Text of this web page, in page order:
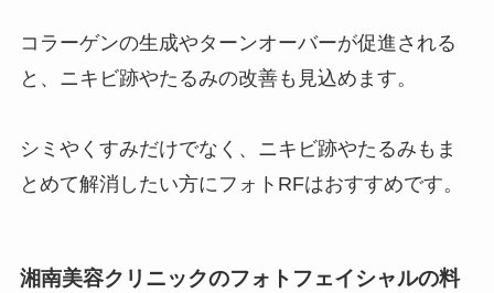
コラーゲンの生成やターンオーバーが促進される
と、ニキビ跡やたるみの改善も見込めます。
シミやくすみだけでなく、ニキビ跡やたるみもま
とめて解消したい方にフォトRFはおすすめです。
湘南美容クリニックのフォトフェイシャルの料